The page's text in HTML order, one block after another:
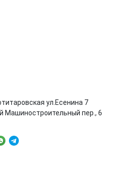
ул.Есенина 7
Машиностроительный пер., 6